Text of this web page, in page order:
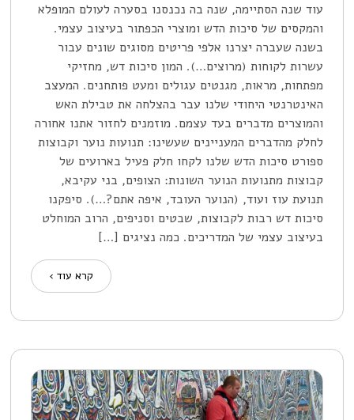
עוד שנה הסתיימה, שנה בה נכנסנו בסערה לעולם המופלא
והמקסים של סיכות הדש ומוצרי הכפתור בעיצוב עצמי.
בשנה שעברה יצרנו אלפי פריטים מסוגים שונים עבור
עשרות לקוחות (מרוצים…). המון סיכות דש, מחזיקי
מפתחות, מראות, מגנטים עגולים ומעט פותחנים. המעצב
האינטרנטי היחודי שלנו עבר בהצלחה את טבילת האש
והמוצרים מדברים בעד עצמם. מוזמנים לחזור אתנו אחורה
לחלק מהדברים המעניינים שעשינו: תנועות נוער וקבוצות
ספורט סיכות הדש שלנו לקחו חלק פעיל בארועים של
קבוצות מתנועות הנוער השונות: הצופים, בני עקיבא,
תנועת עוז ועוד, (הנוער העובד, איפה אתם?…). סיפקנו
סיכות דש רבות לקבוצות, שבטים וסניפים, הרוב המוחלט
בעיצוב עצמי של המדריכים. כמה נציגים […]
קרא עוד ›